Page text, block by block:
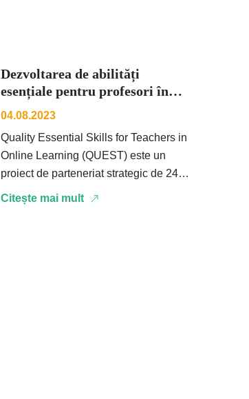
Dezvoltarea de abilități
esențiale pentru profesori în
predarea onlin...
04.08.2023
Quality Essential Skills for Teachers in
Online Learning (QUEST) este un
proiect de parteneriat strategic de 24
de luni dezvoltat de Fundația RAA în
Citește mai mult